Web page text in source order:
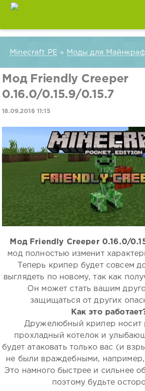
Minecraft PE » Моды для
Мод Friendly Creeper
0.16.0/0.15.9/0.15.7
18.09.2016 11:15
Мод Friendly Creeper 0.16.0/
мод полностью изменит
Теперь крипер будет совсем
выглядеть по новому, так как
Он может стать вашим
защищаться от других
Как это
Дружелюбный крипер носит
прохладный котелок и
будет атаковать только вас (и
не были враждебными,
Это намного быстрее и сильнее
поэтому будьте